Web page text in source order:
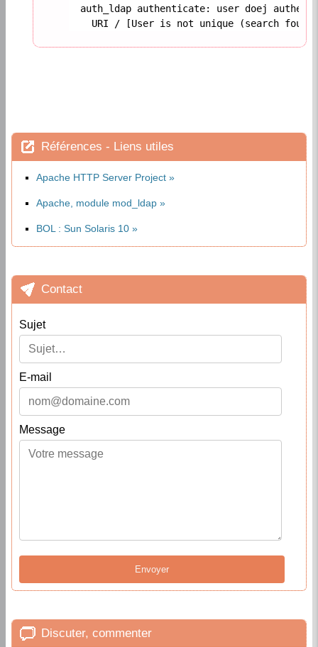
auth_ldap authenticate: user doej
URI / [User is not unique (search
Références - Liens utiles
Apache HTTP Server Project
Apache, module mod_ldap
BOL : Sun Solaris 10
Contact
Sujet
E-mail
Message
Discuter, commenter